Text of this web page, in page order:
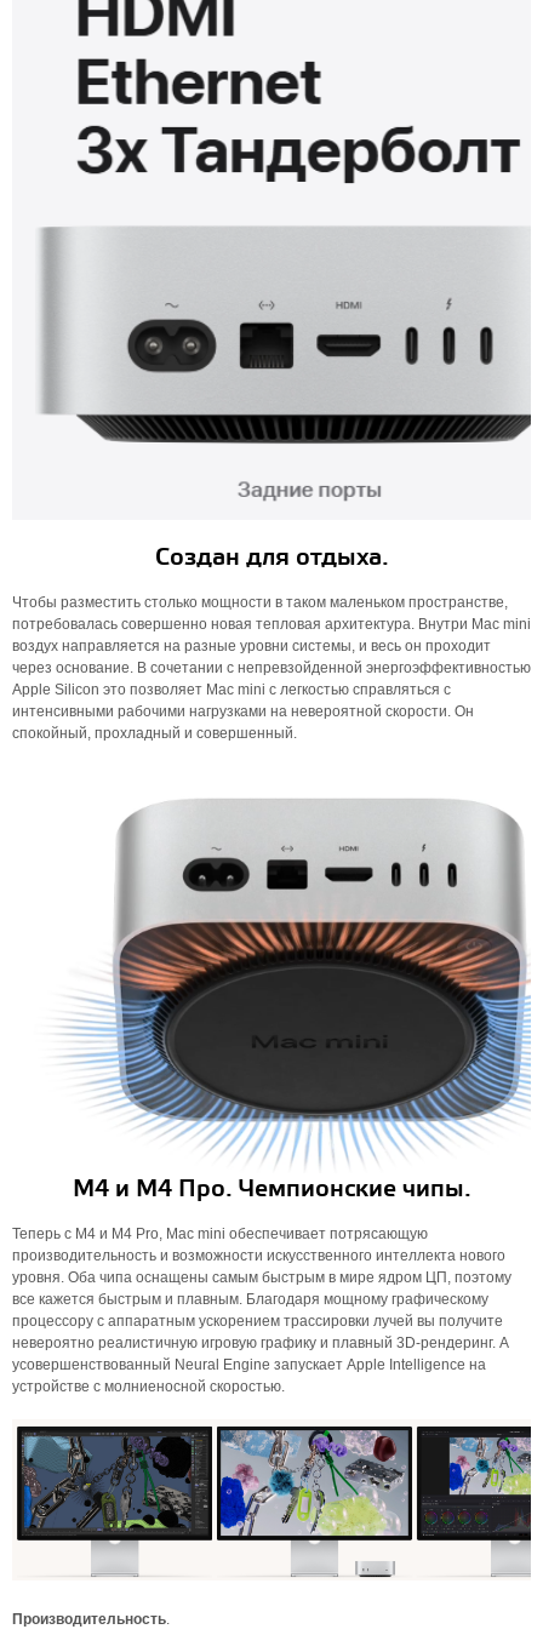
Создан для отдыха.
Чтобы разместить столько мощности в таком маленьком пространстве,
потребовалась совершенно новая тепловая архитектура. Внутри Mac mini
воздух направляется на разные уровни системы, и весь он проходит
через основание. В сочетании с непревзойденной энергоэффективностью
Apple Silicon это позволяет Mac mini с легкостью справляться с
интенсивными рабочими нагрузками на невероятной скорости. Он
спокойный, прохладный и совершенный.
М4 и М4 Про. Чемпионские чипы.
Теперь с M4 и M4 Pro, Mac mini обеспечивает потрясающую
производительность и возможности искусственного интеллекта нового
уровня. Оба чипа оснащены самым быстрым в мире ядром ЦП, поэтому
все кажется быстрым и плавным. Благодаря мощному графическому
процессору с аппаратным ускорением трассировки лучей вы получите
невероятно реалистичную игровую графику и плавный 3D-рендеринг. А
усовершенствованный Neural Engine запускает Apple Intelligence на
устройстве с молниеносной скоростью.
Производительность.